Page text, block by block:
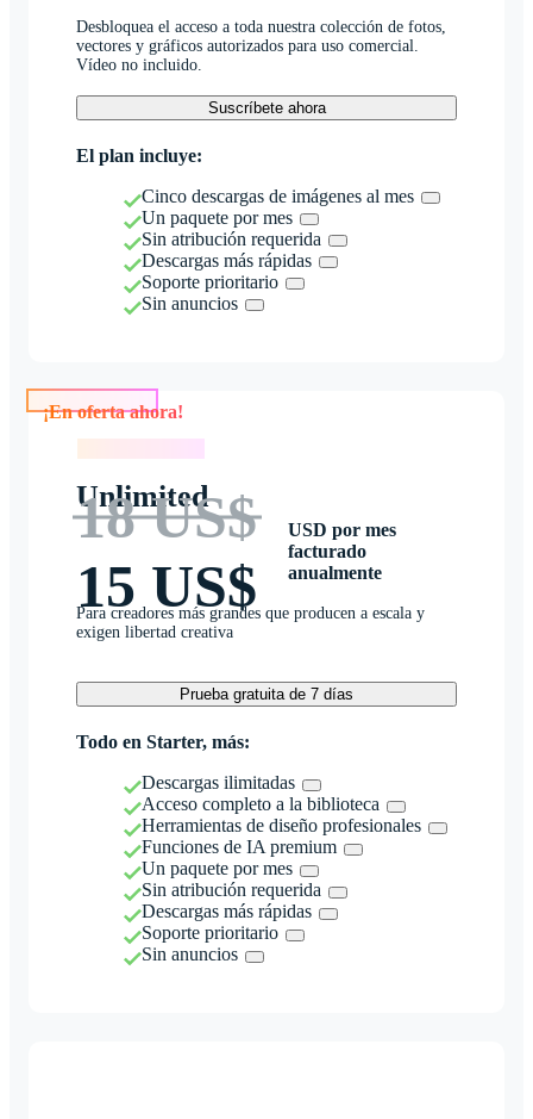
Desbloquea el acceso a toda nuestra colección de fotos,
vectores y gráficos autorizados para uso comercial.
Vídeo no incluido.
Suscríbete ahora
El plan incluye:
Cinco descargas de imágenes al mes
Un paquete por mes
Sin atribución requerida
Descargas más rápidas
Soporte prioritario
Sin anuncios
Unlimited
18 US$
15 US$
USD por mes
facturado
anualmente
Para creadores más grandes que producen a escala y
exigen libertad creativa
Prueba gratuita de 7 días
Todo en Starter, más:
Descargas ilimitadas
Acceso completo a la biblioteca
Herramientas de diseño profesionales
Funciones de IA premium
Un paquete por mes
Sin atribución requerida
Descargas más rápidas
Soporte prioritario
Sin anuncios